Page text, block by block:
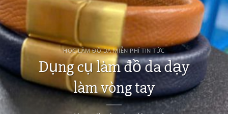
HỌC LÀM ĐỒ DA MIỄN PHÍ TIN TỨC
Dụng cụ làm đồ da dạy
làm vòng tay